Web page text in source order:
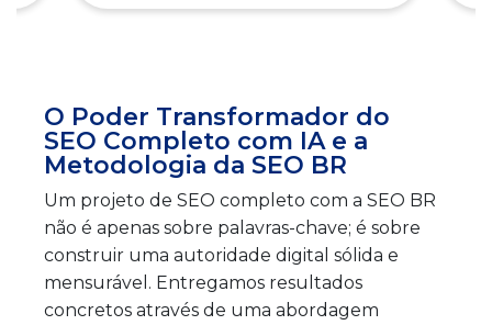
O Poder Transformador do
SEO Completo com IA e a
Metodologia da SEO BR
Um projeto de SEO completo com a SEO BR
não é apenas sobre palavras-chave; é sobre
construir uma autoridade digital sólida e
mensurável. Entregamos resultados
concretos através de uma abordagem